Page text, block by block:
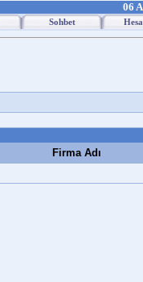
06
Sohbet
Firma Adı